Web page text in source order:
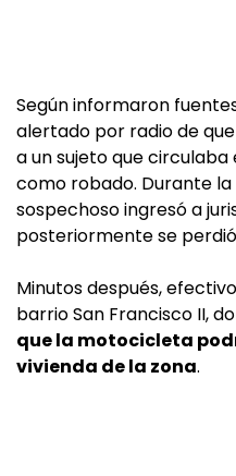
Según informaron
alertado por radio de
a un sujeto que
como robado. Durante
sospechoso ingresó a
posteriormente se
Minutos después,
barrio San Francisco II,
que la motocicleta
vivienda de la zona.